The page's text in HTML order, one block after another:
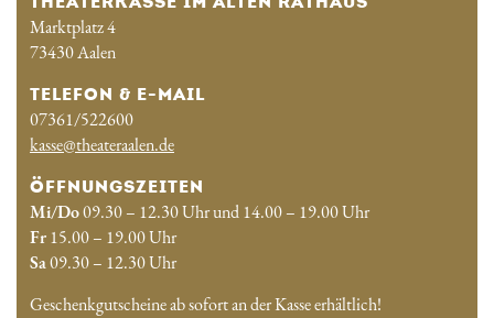
Marktplatz 4
73430 Aalen
TELEFON & E-MAIL
07361/522600
kasse@theateraalen.de
ÖFFNUNGSZEITEN
Mi/Do09.30 – 12.30 Uhr und 14.00 – 19.00 Uhr
Fr15.00 – 19.00 Uhr
Sa09.30 – 12.30 Uhr
Geschenkgutscheine ab sofort an der Kasse erhältlich!